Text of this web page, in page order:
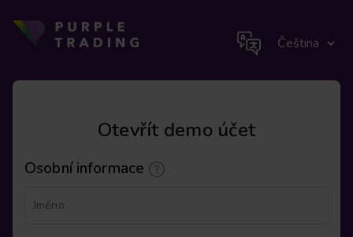
Otevřít demo účet
Osobní informace
Jméno